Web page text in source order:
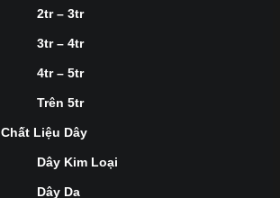
2tr – 3tr
3tr – 4tr
4tr – 5tr
Trên 5tr
Chất Liệu Dây
Dây Kim Loại
Dây Da